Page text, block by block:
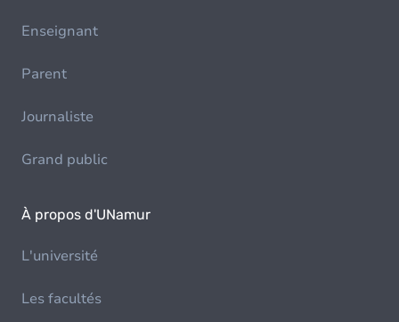
Enseignant
Parent
Journaliste
Grand public
À propos d'UNamur
L'université
Les facultés